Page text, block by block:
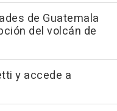
de Guatemala
del volcán de
y accede a